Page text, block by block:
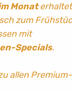
Monaterhaltet
zum
mit
Specials.
allen Premium-